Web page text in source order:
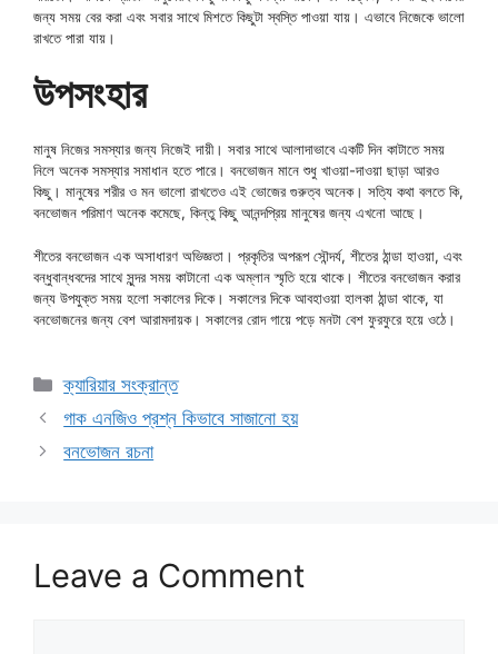
জন্য সময় বের করা এবং সবার সাথে মিশতে কিছুটা স্বস্তি পাওয়া যায়। এভাবে নিজেকে ভালো
রাখতে পারা যায়।
উপসংহার
মানুষ নিজের সমস্যার জন্য নিজেই দায়ী। সবার সাথে আলাদাভাবে একটি দিন কাটাতে সময়
নিলে অনেক সমস্যার সমাধান হতে পারে। বনভোজন মানে শুধু খাওয়া-দাওয়া ছাড়া আরও
কিছু। মানুষের শরীর ও মন ভালো রাখতেও এই ভোজের গুরুত্ব অনেক। সত্যি কথা বলতে কি,
বনভোজন পরিমাণ অনেক কমেছে, কিন্তু কিছু আনন্দপ্রিয় মানুষের জন্য এখনো আছে।
শীতের বনভোজন এক অসাধারণ অভিজ্ঞতা। প্রকৃতির অপরূপ সৌন্দর্য, শীতের ঠান্ডা হাওয়া, এবং
বন্ধুবান্ধবদের সাথে সুন্দর সময় কাটানো এক অম্লান স্মৃতি হয়ে থাকে। শীতের বনভোজন করার
জন্য উপযুক্ত সময় হলো সকালের দিকে। সকালের দিকে আবহাওয়া হালকা ঠান্ডা থাকে, যা
বনভোজনের জন্য বেশ আরামদায়ক। সকালের রোদ গায়ে পড়ে মনটা বেশ ফুরফুরে হয়ে ওঠে।
Categories
ক্যারিয়ার সংক্রান্ত
গাক এনজিও প্রশ্ন কিভাবে সাজানো হয়
বনভোজন রচনা
Leave a Comment